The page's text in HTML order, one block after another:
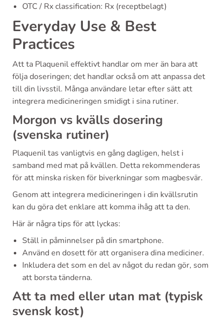
OTC / Rx classification: Rx (receptbelagt)
Everyday Use & Best
Practices
Att ta Plaquenil effektivt handlar om mer än bara att
följa doseringen; det handlar också om att anpassa det
till din livsstil. Många användare letar efter sätt att
integrera medicineringen smidigt i sina rutiner.
Morgon vs kvälls dosering
(svenska rutiner)
Plaquenil tas vanligtvis en gång dagligen, helst i
samband med mat på kvällen. Detta rekommenderas
för att minska risken för biverkningar som magbesvär.
Genom att integrera medicineringen i din kvällsrutin
kan du göra det enklare att komma ihåg att ta den.
Här är några tips för att lyckas:
Ställ in påminnelser på din smartphone.
Använd en dosett för att organisera dina mediciner.
Inkludera det som en del av något du redan gör, som
att borsta tänderna.
Att ta med eller utan mat (typisk
svensk kost)